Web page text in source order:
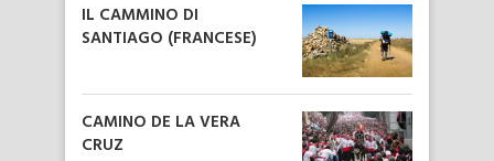
IL CAMMINO DI
SANTIAGO (FRANCESE)
CAMINO DE LA VERA
CRUZ